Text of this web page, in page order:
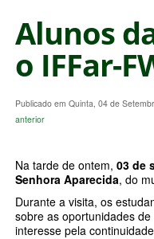
Alunos
o IFFar-
Publicado em Quinta, 04 de
anterior
Na tarde de ontem, 03 de
Senhora Aparecida, do
Durante a visita, os
sobre as oportunidades
interesse pela